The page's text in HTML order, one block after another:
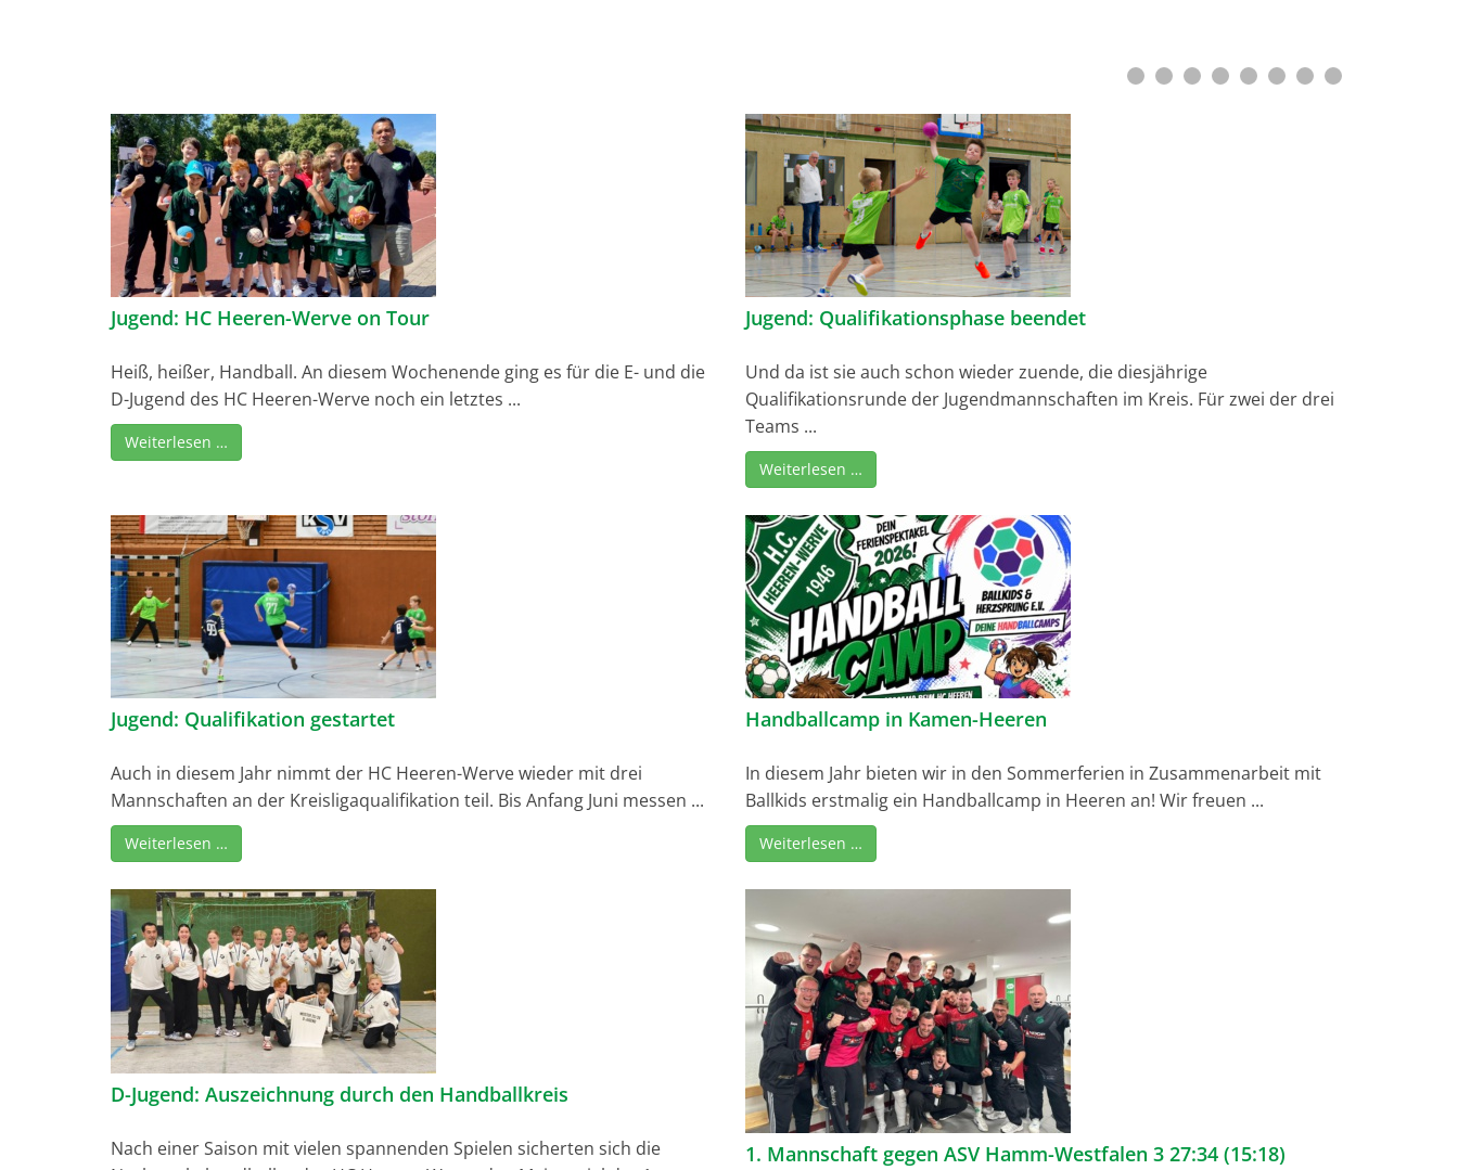
Jugend: HC Heeren-Werve on Tour
Heiß, heißer, Handball. An diesem Wochenende ging es für die E- und die
D-Jugend des HC Heeren-Werve noch ein letztes ...
Weiterlesen …
Jugend: Qualifikationsphase beendet
Und da ist sie auch schon wieder zuende, die diesjährige
Qualifikationsrunde der Jugendmannschaften im Kreis. Für zwei der drei
Teams ...
Weiterlesen …
Jugend: Qualifikation gestartet
Auch in diesem Jahr nimmt der HC Heeren-Werve wieder mit drei
Mannschaften an der Kreisligaqualifikation teil. Bis Anfang Juni messen ...
Weiterlesen …
Handballcamp in Kamen-Heeren
In diesem Jahr bieten wir in den Sommerferien in Zusammenarbeit mit
Ballkids erstmalig ein Handballcamp in Heeren an! Wir freuen ...
Weiterlesen …
D-Jugend: Auszeichnung durch den Handballkreis
Nach einer Saison mit vielen spannenden Spielen sicherten sich die
1. Mannschaft gegen ASV Hamm-Westfalen 3 27:34 (15:18)